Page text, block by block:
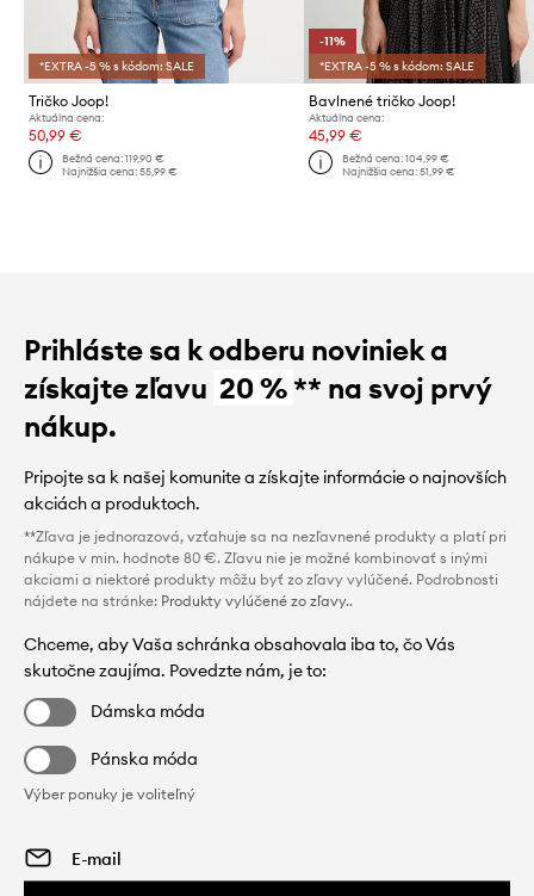
*EXTRA -5 % s kódom: SALE
Tričko Joop!
Aktuálna cena:
50,99 €
Bežná cena:119,90 €
Najnižšia cena:55,99 €
-11%
*EXTRA -5 % s kódom: SALE
Bavlnené tričko Joop!
Aktuálna cena:
45,99 €
Bežná cena: 104,99 €
Najnižšia cena: 51,99 €
Prihláste sa k odberu noviniek a
získajte zľavu 20 %** na svoj prvý
nákup.
Pripojte sa k našej komunite a získajte informácie o najnovších
akciách a produktoch.
**Zľava je jednorazová, vzťahuje sa na nezľavnené produkty a platí pri
nákupe v min. hodnote 80 €. Zľavu nie je možné kombinovať s inými
akciami a niektoré produkty môžu byť zo zľavy vylúčené. Podrobnosti
nájdete na stránke: Produkty vylúčené zo zľavy..
Chceme, aby Vaša schránka obsahovala iba to, čo Vás
skutočne zaujíma. Povedzte nám, je to:
Dámska móda
Pánska móda
Výber ponuky je voliteľný